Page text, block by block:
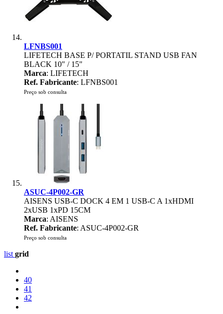
LFNBS001
LIFETECH BASE P/ PORTATIL STAND USB FAN
BLACK 10" / 15"
Marca: LIFETECH
Ref. Fabricante: LFNBS001
Preço sob consulta
ASUC-4P002-GR
AISENS USB-C DOCK 4 EM 1 USB-C A 1xHDMI
2xUSB 1xPD 15CM
Marca: AISENS
Ref. Fabricante: ASUC-4P002-GR
Preço sob consulta
list grid
40
41
42